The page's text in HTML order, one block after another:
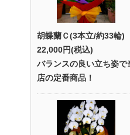
胡蝶蘭Ｃ(3本立/約33輪)
22,000円(税込)
バランスの良い立ち姿で
店の定番商品！